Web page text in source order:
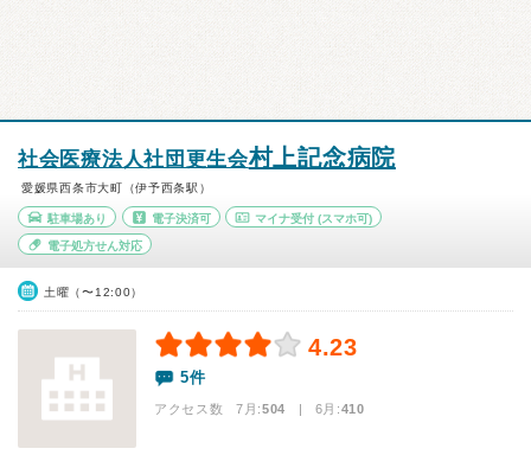
社会医療法人社団更生会村上記念病院
愛媛県西条市大町（伊予西条駅）
駐車場あり 電子決済可 マイナ受付 (スマホ可)
電子処方せん対応
土曜（〜12:00）
4.23
5件
アクセス数 7月:504 | 6月:410